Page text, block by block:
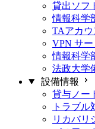
貸出ソフ
情報科学
TAアカ
VPN サー
情報科学
法政大学
設備情報
貸与ノー
トラブル
リカバリ